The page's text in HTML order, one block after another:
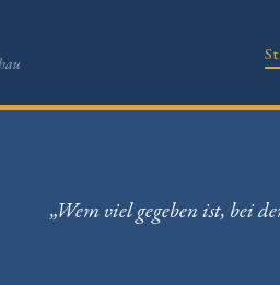
„Wem viel gegeben ist, bei